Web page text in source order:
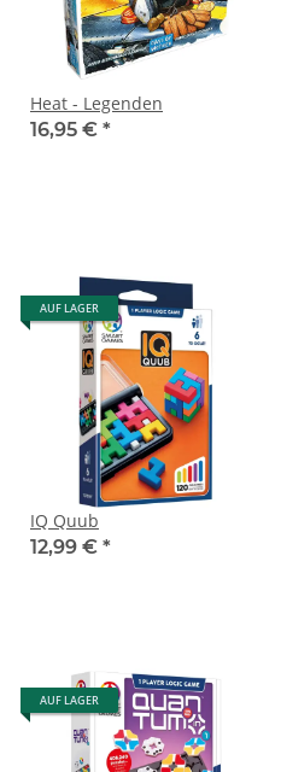
Heat - Legenden
16,95 € *
AUF LAGER
IQ Quub
12,99 € *
AUF LAGER